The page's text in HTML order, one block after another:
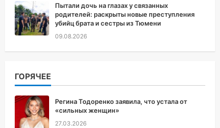
Пытали дочь на глазах у связанных
родителей: раскрыты новые преступления
убийц брата и сестры из Тюмени
09.08.2026
ГОРЯЧЕЕ
Регина Тодоренко заявила, что устала от
«сильных женщин»
27.03.2026